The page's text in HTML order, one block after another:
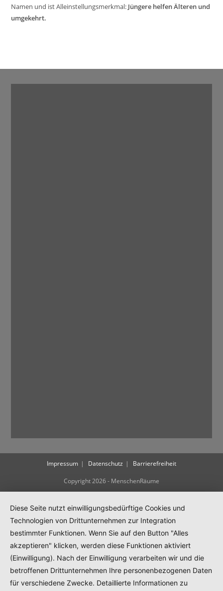
Namen und ist Alleinstellungsmerkmal: Jüngere helfen Älteren und
umgekehrt.
Impressum Datenschutz Barrierefreiheit
Copyright 2026 - MenschenRäume
Diese Seite nutzt einwilligungsbedürftige Cookies und
Technologien von Drittunternehmen zur Integration
bestimmter Funktionen. Wenn Sie auf den Button "Alles
akzeptieren" klicken, werden diese Funktionen aktiviert
(Einwilligung). Nach der Einwilligung verarbeiten wir und die
betroffenen Drittunternehmen Ihre personenbezogenen Daten
für verschiedene Zwecke. Detaillierte Informationen zu